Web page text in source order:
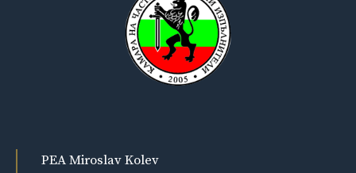
PEA Miroslav Kolev